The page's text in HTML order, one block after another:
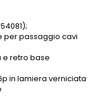
per passaggio cavi
e retro base
in lamiera verniciata